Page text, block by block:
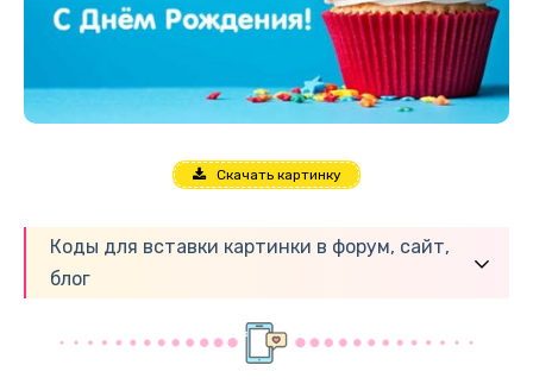
Скачать картинку
Коды для вставки картинки в форум, сайт,
блог